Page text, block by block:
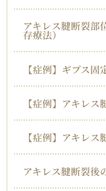
アキレス腱断裂部
存療法）
【症例】ギプス
【症例】アキレ
【症例】アキレ
アキレス腱断裂後